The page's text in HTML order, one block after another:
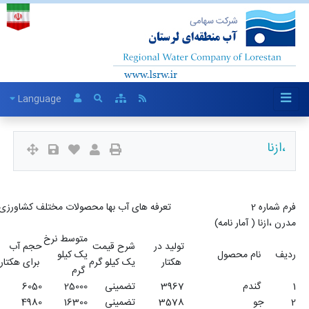
فرم شماره 2 تعرفه های آب بها محصولات مختلف کشاورزی در سال 1399 شبکه های نیمه
بهای یک
متر مکعب
آب
آب بهای یک
هکتار
شبکه
مدرن
(درصد)
حجم آب
برای هکتار
متوسط نرخ
یک کیلو
شرح قیمت
یک کیلو گرم
328 1983500 2 6050 تضمینی
234
1166428 2 4980 تضمینی